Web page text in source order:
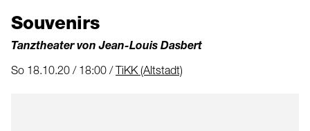
Souvenirs
Tanztheater von Jean-Louis Dasbert
So 18.10.20 / 18:00 /TiKK (Altstadt)